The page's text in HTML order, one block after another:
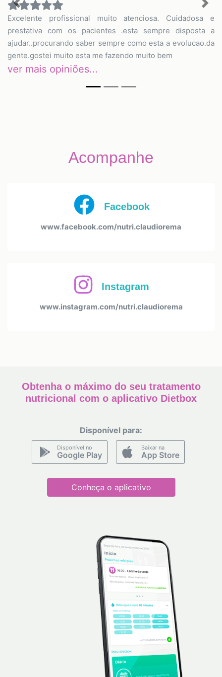
Excelente profissional muito atenciosa. Cuidadosa e
prestativa com os pacientes .esta sempre disposta a
ajudar..procurando saber sempre como esta a evolucao.da
gente.gostei muito esta me fazendo muito bem
ver mais opiniões...
Previous Next
Acompanhe
Facebook
www.facebook.com/nutri.claudiorema
Instagram
www.instagram.com/nutri.claudiorema
Obtenha o máximo do seu tratamento
nutricional com o aplicativo Dietbox
Disponível para:
Disponível no
Google Play
Baixar na
App Store
Conheça o aplicativo